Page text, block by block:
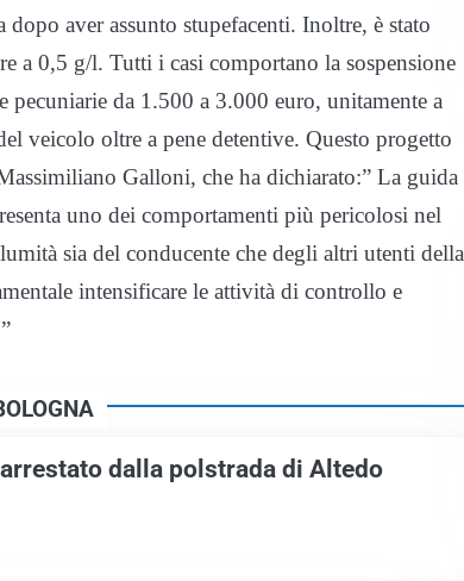
aver assunto stupefacenti. Inoltre, è stato
a 0,5 g/l. Tutti i casi comportano la sospensione
pecuniarie da 1.500 a 3.000 euro, unitamente a
veicolo oltre a pene detentive. Questo progetto
Galloni, che ha dichiarato:” La guida
uno dei comportamenti più pericolosi nel
sia del conducente che degli altri utenti della
intensificare le attività di controllo e
dalla polstrada di Altedo